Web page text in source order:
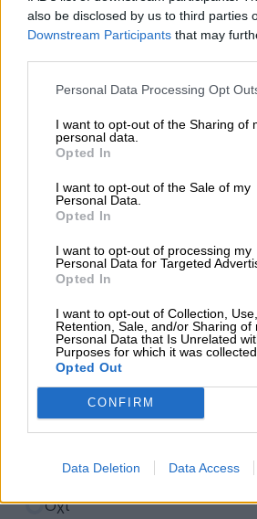
also be disclosed by us to third parties
Downstream Participants that may
Personal Data Processing Opt
I want to opt-out of the Sharing of
personal data.
Opted In
I want to opt-out of the Sale of my
Personal Data.
Opted In
I want to opt-out of processing my
Personal Data for Targeted
Opted In
I want to opt-out of Collection, Use,
Retention, Sale, and/or Sharing of
Personal Data that Is Unrelated
Purposes for which it was collected.
Opted Out
CONFIRM
Data Deletion Data Access
Πιστεύετε ότι τα ασφαλιστικά
ΕΣΑΠΕ (ΠΣΣΑΣ)-ΣΕΜΑ-ΠΟΑΔ,
αποτελεσματικότητα καλές
ασφαλιστικές εταιρείες για τους
διαμεσολαβούντες;
Ναι
Όχι